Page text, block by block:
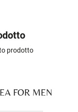
prodotto
FOR MEN